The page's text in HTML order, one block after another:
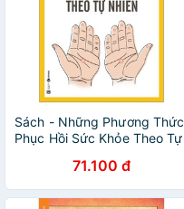
Sách - Những Phương Thức
Phục Hồi Sức Khỏe Theo Tự
71.100 đ